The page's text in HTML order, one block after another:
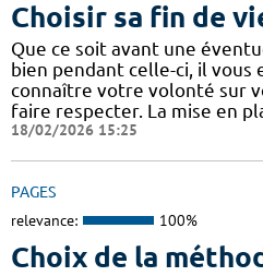
Choisir sa fin de
Que ce soit avant une
bien pendant celle-ci, il vous
connaître votre volonté sur
faire respecter. La mise en
18/02/2026 15:25
PAGES
relevance: 100%
Choix de la